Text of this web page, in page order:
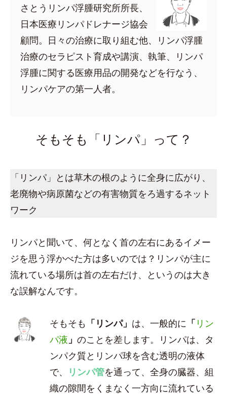
さとうリンパ浮腫研究所所長、
日本医療リンパドレナージ協会
顧問。日々の治療に取り組む他、リンパ浮腫
治療のセラピスト育成や講演、執筆、リンパ
浮腫に関する医療用品の開発などを行なう、
リンパケアの第一人者。
そもそも「リンパ」って？
「リンパ」とは草木の根のように全身に広がり、
老廃物や病原菌などの有害物質をろ過するネット
ワーク
リンパと聞いて、何となく首の左右にあるイメー
ジを思う浮かべた方は多いのでは？リンパが主に
流れている場所は首の左右だけ、というのは大き
な誤解なんです。
そもそも 「リンパ」 は、一般的に 「 リン
パ液 」のことを差します。リンパは、タ
ンパク質とリンパ球を含む透明の液体
で、
リンパ管を通って、全身の臓器、組
織の隙間をくまなく一方向に流れている